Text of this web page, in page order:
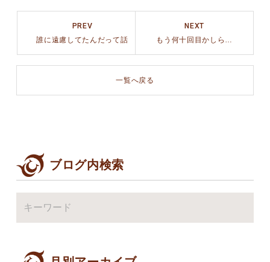
NEXT
もう何十回目かしら…
PREV
誰に遠慮してたんだって話
一覧へ戻る
ブログ内検索